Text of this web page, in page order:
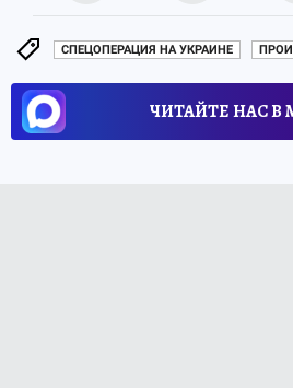
СПЕЦОПЕРАЦИЯ НА УКРАИНЕ
ЧИТАЙТЕ НАС В